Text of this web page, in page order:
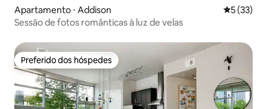
Apartamento ⋅ Addison 5 de uma
5 (33)
Sessão de fotos românticas à luz de velas
Preferido dos hóspedes
Preferido dos hóspedes